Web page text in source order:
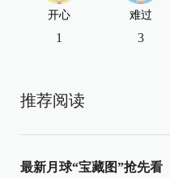
开心
1
难过
3
推荐阅读
最新月球“宝藏图”抢先看